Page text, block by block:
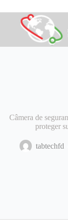
para
conteúdo
Câmera de
proteger
tabtechfd